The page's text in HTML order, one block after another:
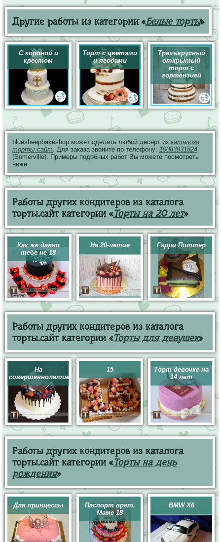
Другие работы из категории «Белые торты»
С короной и
крестом
Торт с цветами
и ягодами
Трехъярусный
открытый
торт с
гортензией
bluesheepbakeshop может сделать любой десерт из каталога
торты.сайт. Для заказа звоните по телефону: 19083931824
(Somerville). Примеры подобных работ Вы можете посмотреть
ниже
Работы других кондитеров из каталога
торты.сайт категории «Торты на 20 лет»
Как же давно
тебе не 18
На 20-летие Гарри Поттер
Работы других кондитеров из каталога
торты.сайт категории «Торты для девушек»
На
совершеннолетие
15
Торт девочке на
14 лет
Работы других кондитеров из каталога
торты.сайт категории «Торты на день
рождения»
Для принцессы
Паспорт врет.
Маме 18
BMW X6